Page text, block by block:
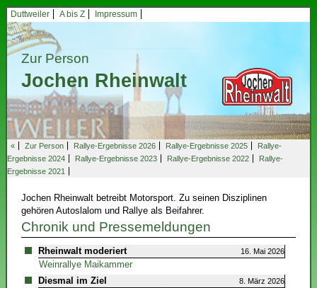
Duttweiler A bis Z Impressum
Zur Person
Jochen Rheinwalt
« Zur Person Rallye-Ergebnisse 2026 Rallye-Ergebnisse 2025
Rallye-
Ergebnisse 2024
Rallye-Ergebnisse 2023 Rallye-Ergebnisse 2022
Rallye-
Ergebnisse 2021
Jochen Rheinwalt betreibt Motorsport. Zu seinen Disziplinen
gehören Autoslalom und Rallye als Beifahrer.
Chronik und Pressemeldungen
Rheinwalt moderiert 16. Mai 2026
Weinrallye Maikammer
Diesmal im Ziel
8. März 2026